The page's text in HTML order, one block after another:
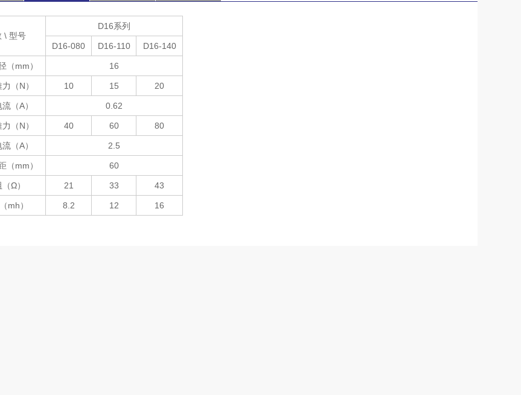
\ 型号
D16系列
D16-080 D16-110 D16-140
（mm） 16
（N） 10 15 20
（A） 0.62
（N） 40 60 80
（A） 2.5
（mm） 60
Ω） 21 33 43
mh） 8.2 12 16